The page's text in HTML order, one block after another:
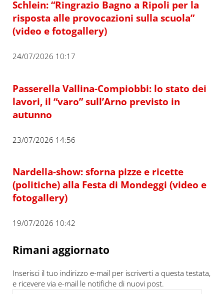
Schlein: “Ringrazio Bagno a Ripoli per la
risposta alle provocazioni sulla scuola”
(video e fotogallery)
24/07/2026 10:17
Passerella Vallina-Compiobbi: lo stato dei
lavori, il “varo” sull’Arno previsto in
autunno
23/07/2026 14:56
Nardella-show: sforna pizze e ricette
(politiche) alla Festa di Mondeggi (video e
fotogallery)
19/07/2026 10:42
Rimani aggiornato
Inserisci il tuo indirizzo e-mail per iscriverti a questa testata,
e ricevere via e-mail le notifiche di nuovi post.